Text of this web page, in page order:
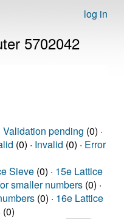
log in
5702042
Validation pending (0) ·
(0) · Invalid (0) · Error
Sieve (0) · 15e Lattice
smaller numbers (0) ·
(0) · 16e Lattice
(0)